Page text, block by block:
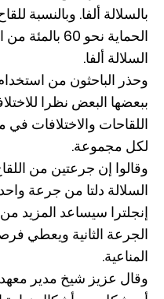
بالسلالة ألفا. وبالنسبة
السلالة ألفا.
وحذر الباحثون من
ببعضها البعض نظرا
اللقاحات والاختلافات
لكل مجموعة.
وقالوا إن جرعتين من
السلالة دلتا من جرعة
إنجلترا سيساعد المزيد
الجرعة الثانية ويعطي
المناعية.
وقال عزيز شيخ مدير معهد